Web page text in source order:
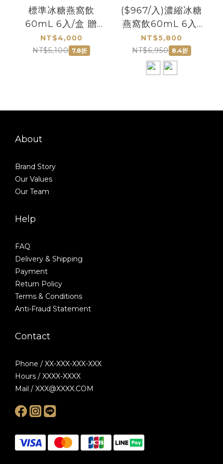
標準冰糖燕窩飲
60mL 6入/盒 贈
NANA燕萃皇家乳
清滋潤香皂
NT$4,000
NT$5,100 7.8折
($967/入)濃縮冰糖
燕窩飲60mL 6入/
盒 贈 枇杷飲隨身包
30入/女寶膏30入
(任選1請備註)
NT$5,800
NT$6,950 8.4折
About
Brand Story
Our Values
Our Team
Help
FAQ
Delivery & Shipping
Payment
Return Policy
Terms & Conditions
Anti-Fraud Statement
Contact
Phone / XX-XXX-XXX-XXX
Hours / XXXX-XXXX
Mail / XXX@XXXX.COM